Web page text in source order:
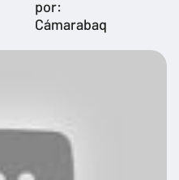
por:
Cámarabaq